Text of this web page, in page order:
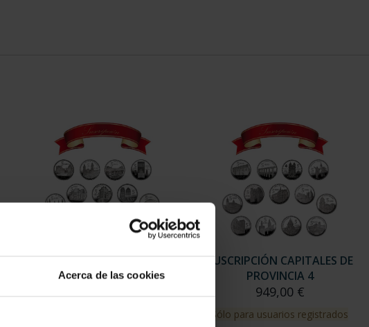
Acerca de las cookies
SUSCRIPCIÓN CAPITALES DE
PROVINCIA 3
949,00 €
SUSCRIPCIÓN CAPITALES DE
PROVINCIA 4
949,00 €
Sólo para usuarios registrados